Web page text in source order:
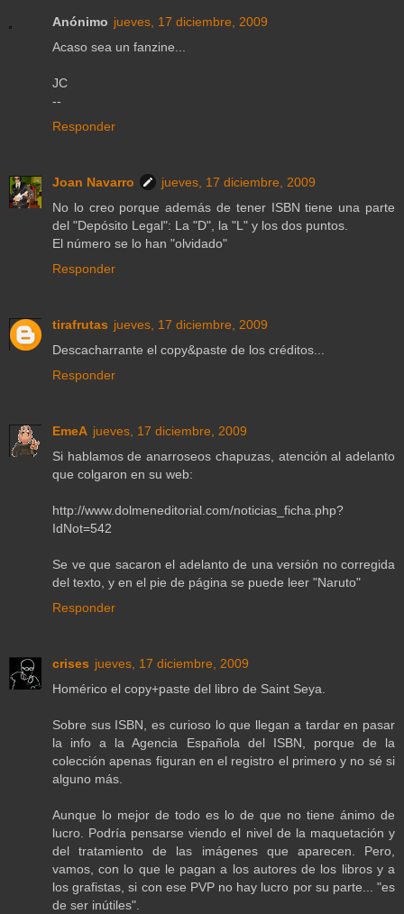
Anónimo jueves, 17 diciembre, 2009
Acaso sea un fanzine...
JC
--
Responder
Joan Navarro
jueves, 17 diciembre, 2009
No lo creo porque además de tener ISBN tiene una parte
del "Depósito Legal": La "D", la "L" y los dos puntos.
El número se lo han "olvidado"
Responder
tirafrutas jueves, 17 diciembre, 2009
Descacharrante el copy&paste de los créditos...
Responder
EmeA jueves, 17 diciembre, 2009
Si hablamos de anarroseos chapuzas, atención al adelanto
que colgaron en su web:
http://www.dolmeneditorial.com/noticias_ficha.php?
IdNot=542
Se ve que sacaron el adelanto de una versión no corregida
del texto, y en el pie de página se puede leer "Naruto"
Responder
crises jueves, 17 diciembre, 2009
Homérico el copy+paste del libro de Saint Seya.
Sobre sus ISBN, es curioso lo que llegan a tardar en pasar
la info a la Agencia Española del ISBN, porque de la
colección apenas figuran en el registro el primero y no sé si
alguno más.
Aunque lo mejor de todo es lo de que no tiene ánimo de
lucro. Podría pensarse viendo el nivel de la maquetación y
del tratamiento de las imágenes que aparecen. Pero,
vamos, con lo que le pagan a los autores de los libros y a
los grafistas, si con ese PVP no hay lucro por su parte... "es
de ser inútiles".